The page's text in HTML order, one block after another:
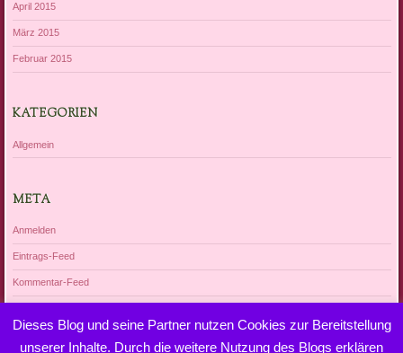
April 2015
März 2015
Februar 2015
KATEGORIEN
Allgemein
META
Anmelden
Eintrags-Feed
Kommentar-Feed
Dieses Blog und seine Partner nutzen Cookies zur Bereitstellung
unserer Inhalte. Durch die weitere Nutzung des Blogs erklären